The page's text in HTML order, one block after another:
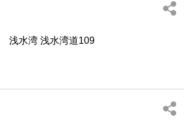
浅水湾 浅水湾道109